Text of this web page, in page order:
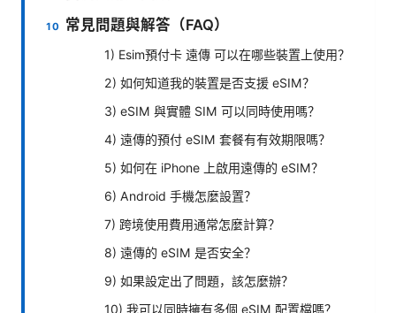
常見問題與解答（FAQ）
1) Esim預付卡 遠傳 可以在哪些裝置上使用？
2) 如何知道我的裝置是否支援 eSIM？
3) eSIM 與實體 SIM 可以同時使用嗎？
4) 遠傳的預付 eSIM 套餐有有效期限嗎？
5) 如何在 iPhone 上啟用遠傳的 eSIM？
6) Android 手機怎麼設置？
7) 跨境使用費用通常怎麼計算？
8) 遠傳的 eSIM 是否安全？
9) 如果設定出了問題，該怎麼辦？
10) 我可以同時擁有多個 eSIM 配置檔嗎？